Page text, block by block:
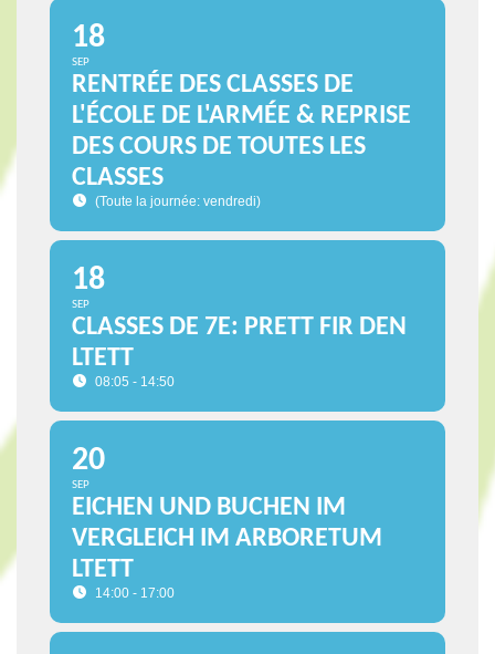
18
SEP
RENTRÉE DES CLASSES DE
L'ÉCOLE DE L'ARMÉE & REPRISE
DES COURS DE TOUTES LES
CLASSES
(Toute la journée: vendredi)
18
SEP
CLASSES DE 7E: PRETT FIR DEN
LTETT
08:05 - 14:50
20
SEP
EICHEN UND BUCHEN IM
VERGLEICH IM ARBORETUM
LTETT
14:00 - 17:00